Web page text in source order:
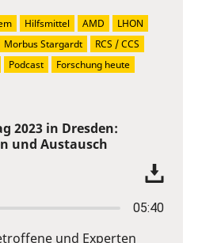
2023 in Dresden:
und Austausch
05:40
und Experten
Hilfsmittel AMD
LHON
Morbus Stargardt
RCS / CCS
Podcast
Forschung heute